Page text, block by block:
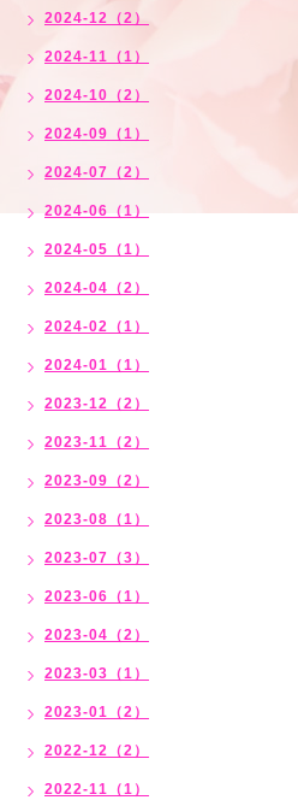
2024-12（2）
2024-11（1）
2024-10（2）
2024-09（1）
2024-07（2）
2024-06（1）
2024-05（1）
2024-04（2）
2024-02（1）
2024-01（1）
2023-12（2）
2023-11（2）
2023-09（2）
2023-08（1）
2023-07（3）
2023-06（1）
2023-04（2）
2023-03（1）
2023-01（2）
2022-12（2）
2022-11（1）